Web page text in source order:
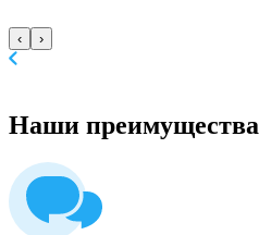
‹ ›
Наши преимущества